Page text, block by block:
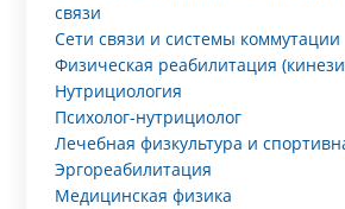
связи
Сети связи и системы коммутации
Физическая реабилитация
Нутрициология
Психолог-нутрициолог
Лечебная физкультура и
Эргореабилитация
Медицинская физика